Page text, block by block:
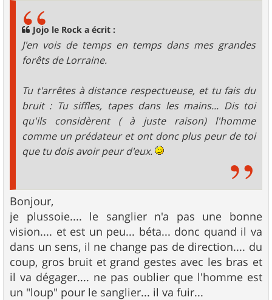
Jojo le Rock a écrit :
J'en vois de temps en temps dans mes grandes
forêts de Lorraine.
Tu t'arrêtes à distance respectueuse, et tu fais du
bruit : Tu siffles, tapes dans les mains... Dis toi
qu'ils considèrent ( à juste raison) l'homme
comme un prédateur et ont donc plus peur de toi
que tu dois avoir peur d'eux.
Bonjour,
je plussoie.... le sanglier n'a pas une bonne
vision.... et est un peu... béta... donc quand il va
dans un sens, il ne change pas de direction.... du
coup, gros bruit et grand gestes avec les bras et
il va dégager.... ne pas oublier que l'homme est
un "loup" pour le sanglier... il va fuir...